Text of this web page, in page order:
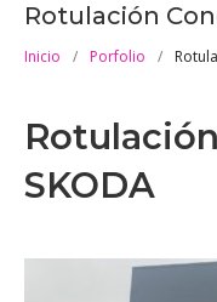
Rotulación
Inicio / Porfolio /
SKODA